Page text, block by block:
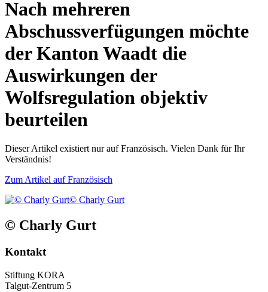
Nach mehreren
Abschussverfügungen möchte
der Kanton Waadt die
Auswirkungen der
Wolfsregulation objektiv
beurteilen
Dieser Artikel existiert nur auf Französisch. Vielen Dank für Ihr
Verständnis!
Zum Artikel auf Französisch
© Charly Gurt
© Charly Gurt
Kontakt
Stiftung KORA
Talgut-Zentrum 5